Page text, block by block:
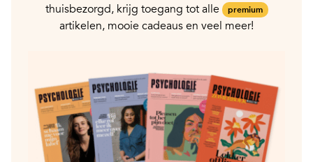
thuisbezorgd, krijg toegang tot alle
premium
artikelen, mooie cadeaus en veel meer!